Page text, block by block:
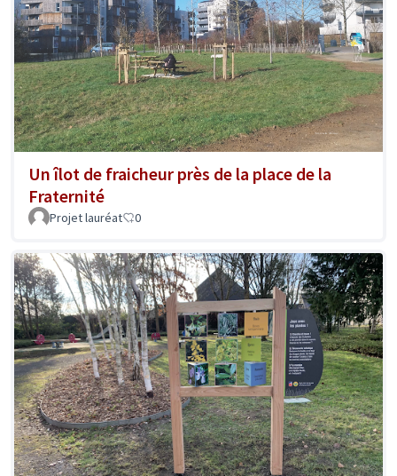
Un îlot de fraicheur près de la place de la
Fraternité
Projet lauréat 0